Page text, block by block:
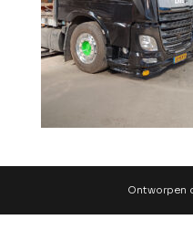
Ontworpen